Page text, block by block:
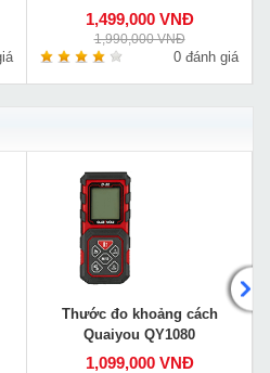
1,499,000 VNĐ
1,990,000 VNĐ
0 đánh giá
Thước đo khoảng cách
Quaiyou QY1080
1,099,000 VNĐ